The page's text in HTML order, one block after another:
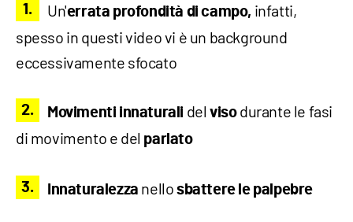
Un'errata profondità di campo, infatti,
spesso in questi video vi è un background
eccessivamente sfocato
Movimenti innaturali del visodurante le fasi
di movimento e del parlato
Innaturalezza nellosbattere le palpebre